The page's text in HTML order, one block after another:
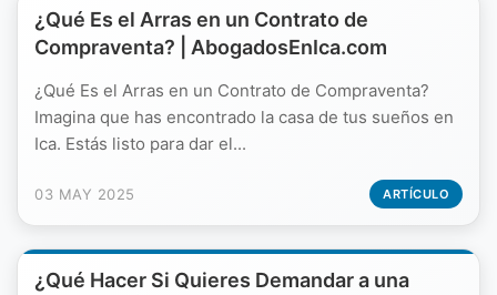
¿Qué Es el Arras en un Contrato de
Compraventa? | AbogadosEnIca.com
¿Qué Es el Arras en un Contrato de Compraventa?
Imagina que has encontrado la casa de tus sueños en
Ica. Estás listo para dar el...
03 MAY 2025 ARTÍCULO
¿Qué Hacer Si Quieres Demandar a una